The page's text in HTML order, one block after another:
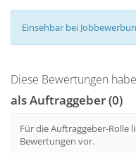
Einsehbar bei
Diese Bewertungen
als Auftraggeber (0)
Für die Auftraggeber-Rolle
Bewertungen vor.